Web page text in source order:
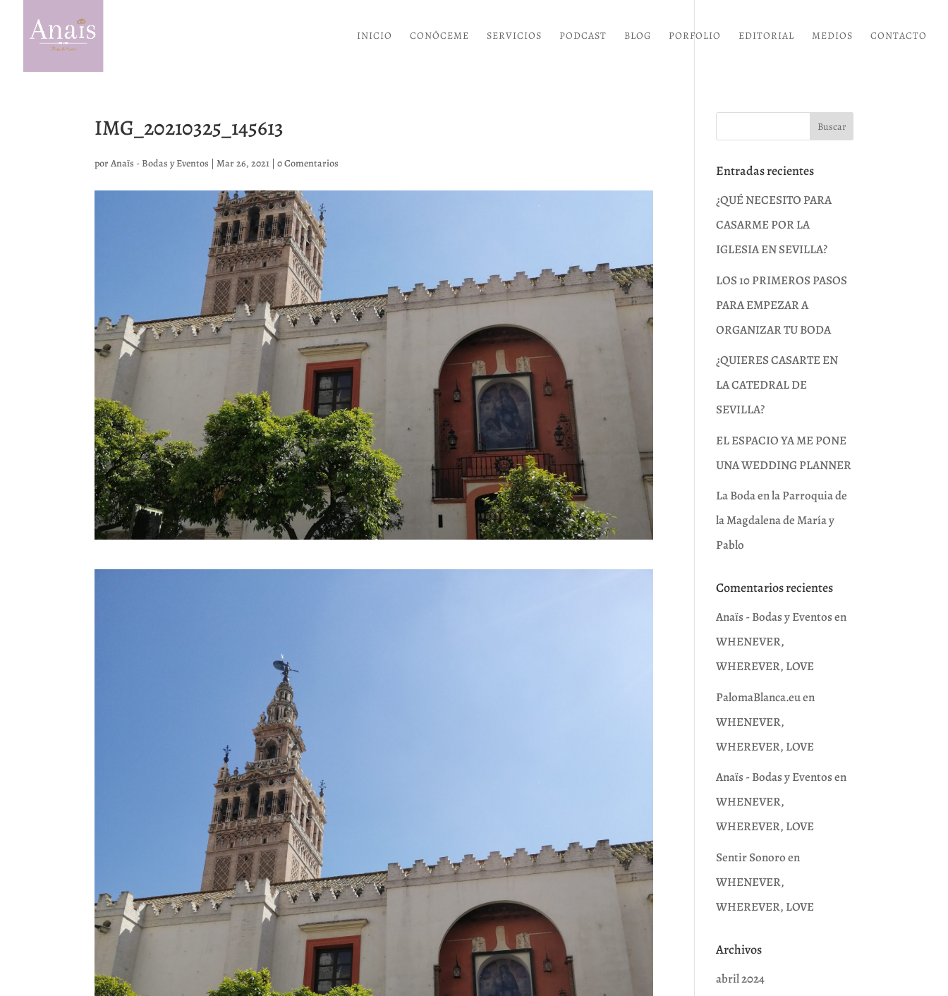
INICIO CONÓCEME SERVICIOS PODCAST BLOG PORFOLIO EDITORIAL MEDIOS CONTACTO
IMG_20210325_145613
porAnaïs - Bodas y Eventos |Mar 26, 2021 |0 Comentarios Entradas recientes
¿QUÉ NECESITO PARA
CASARME POR LA
IGLESIA EN SEVILLA?
LOS 10 PRIMEROS PASOS
PARA EMPEZAR A
ORGANIZAR TU BODA
¿QUIERES CASARTE EN
LA CATEDRAL DE
SEVILLA?
EL ESPACIO YA ME PONE
UNA WEDDING PLANNER
La Boda en la Parroquia de
la Magdalena de María y
Pablo
Comentarios recientes
Anaïs - Bodas y Eventosen
WHENEVER,
WHEREVER, LOVE
PalomaBlanca.euen
WHENEVER,
WHEREVER, LOVE
Anaïs - Bodas y Eventosen
WHENEVER,
WHEREVER, LOVE
Sentir Sonoroen
WHENEVER,
WHEREVER, LOVE
Archivos
abril 2024